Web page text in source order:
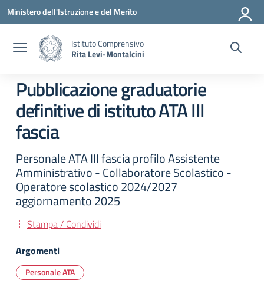
Vai ai contenuti
Vai al menu di navigazione
Vai al footer
Ministero dell'Istruzione e del Merito
Istituto Comprensivo
Rita Levi-Montalcini
Pubblicazione graduatorie
definitive di istituto ATA III
fascia
Personale ATA III fascia profilo Assistente
Amministrativo - Collaboratore Scolastico -
Operatore scolastico 2024/2027
aggiornamento 2025
Stampa / Condividi
Argomenti
Personale ATA